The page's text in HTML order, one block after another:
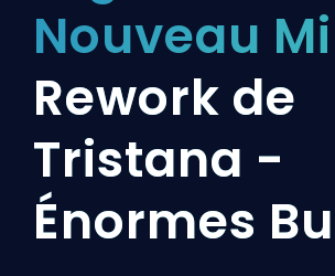
Nouveau
Rework de
Tristana -
Énormes